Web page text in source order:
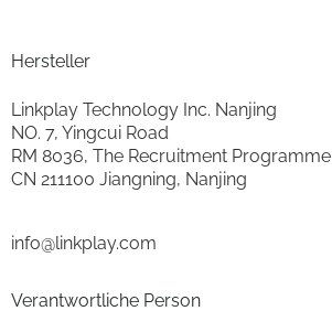
Höhe (cm) 4.2
Tiefe (cm) 14
Gewicht (kg) 0.4
Schnittstellen
Hersteller
Linkplay Technology Inc. Nanjing
NO. 7, Yingcui Road
RM 8036, The Recruitment Programme
CN 211100 Jiangning, Nanjing
info@linkplay.com
Verantwortliche Person